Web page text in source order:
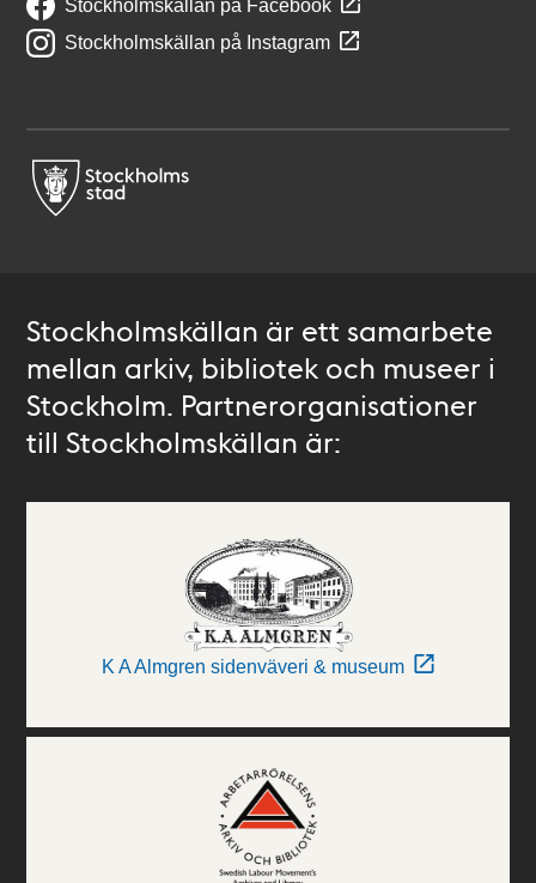
Stockholmskällan på Facebook
Stockholmskällan på Instagram
Stockholmskällan är ett samarbete
mellan arkiv, bibliotek och museer i
Stockholm. Partnerorganisationer
till Stockholmskällan är:
K A Almgren sidenväveri & museum